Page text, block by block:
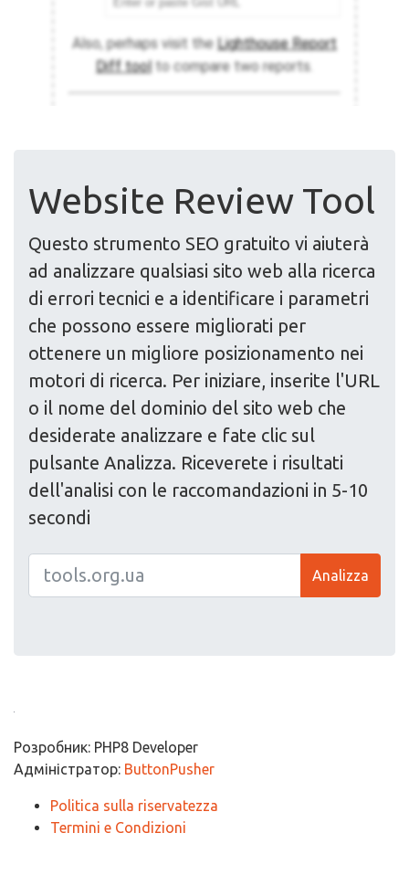
Website Review Tool
Questo strumento SEO gratuito vi aiuterà
ad analizzare qualsiasi sito web alla ricerca
di errori tecnici e a identificare i parametri
che possono essere migliorati per
ottenere un migliore posizionamento nei
motori di ricerca. Per iniziare, inserite l'URL
o il nome del dominio del sito web che
desiderate analizzare e fate clic sul
pulsante Analizza. Riceverete i risultati
dell'analisi con le raccomandazioni in 5-10
secondi
Analizza
Розробник: PHP8 Developer
Адміністратор: ButtonPusher
Politica sulla riservatezza
Termini e Condizioni